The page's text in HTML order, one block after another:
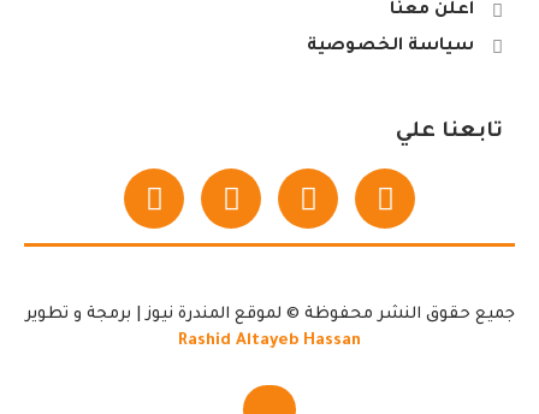
اعلن معنا
سياسة الخصوصية
تابعنا علي
جميع حقوق النشر محفوظة © لموقع المندرة نيوز | برمجة و تطوير
Rashid Altayeb Hassan